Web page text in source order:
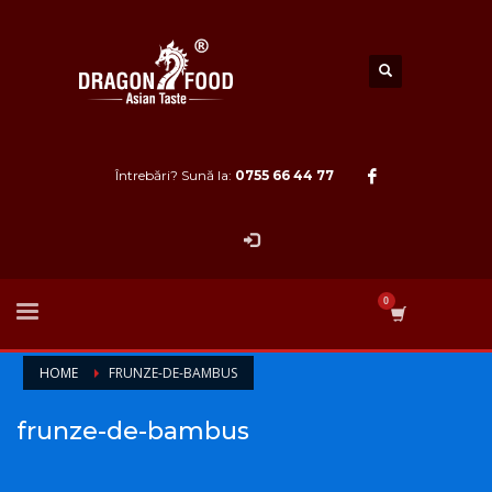
Întrebări? Sună la: 0755 66 44 77
HOME FRUNZE-DE-BAMBUS
frunze-de-bambus